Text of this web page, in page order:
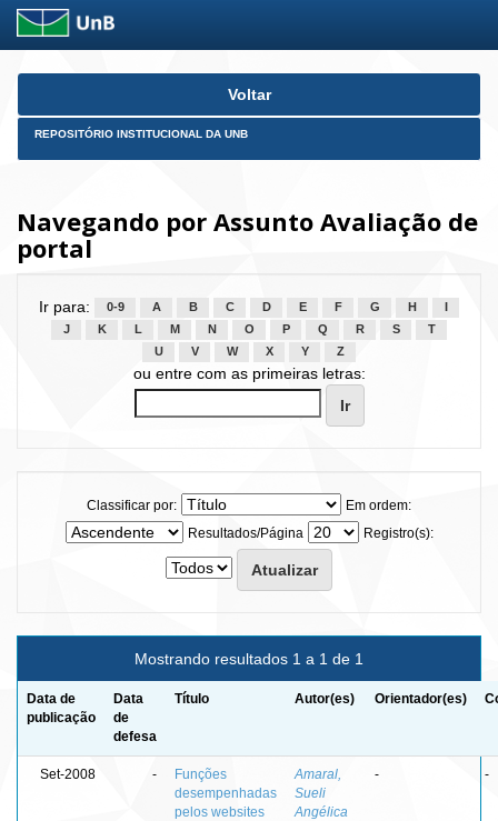
Skip
Voltar
REPOSITÓRIO INSTITUCIONAL DA UNB
Navegando por Assunto Avaliação de
portal
Ir para: 0-9 A B C D E F G H
J
K L M N O P Q R S
T
U
V W X Y Z
ou entre com as primeiras letras:
Classificar por:
Em ordem:
Resultados/Página
Registro(s):
Mostrando resultados 1 a 1 de 1
Data de
publicação
Data
de
defesa
Título Autor(es) Orientador(es)
Set-2008 -
Funções
desempenhadas
pelos websites
Amaral,
Sueli
Angélica
- -